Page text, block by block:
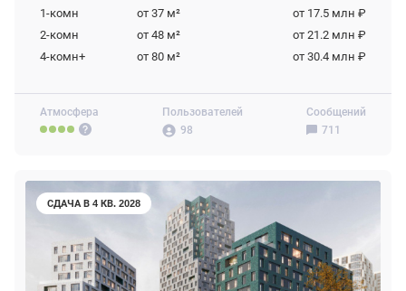
Атмосфера
Пользователей
98
Сообщений
711
1-комн
от 37 м²
от 17.5 млн ₽
2-комн
от 48 м²
от 21.2 млн ₽
4-комн+
от 80 м² от 30.4 млн ₽
СДАЧА В 4 КВ. 2028